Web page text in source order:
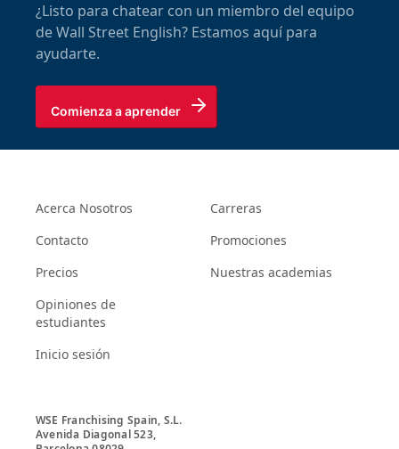
¿Listo para chatear con un miembro del equipo
de Wall Street English? Estamos aquí para
ayudarte.
Comienza a aprender
Acerca Nosotros
Contacto
Precios
Opiniones de
estudiantes
Inicio sesión
Carreras
Promociones
Nuestras academias
WSE Franchising Spain, S.L.
Avenida Diagonal 523,